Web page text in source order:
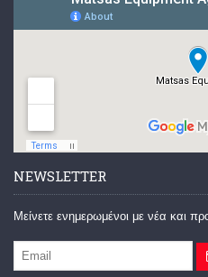
NEWSLETTER
Μείνετε ενημερωμένοι με νέα και